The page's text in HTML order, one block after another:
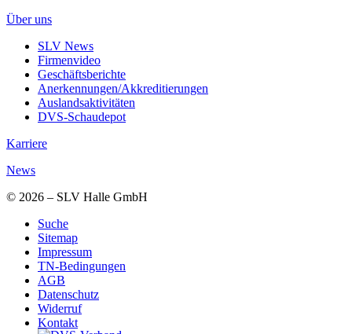
Über uns
SLV News
Firmenvideo
Geschäftsberichte
Anerkennungen/Akkreditierungen
Auslandsaktivitäten
DVS-Schaudepot
Karriere
News
© 2026 – SLV Halle GmbH
Suche
Sitemap
Impressum
TN-Bedingungen
AGB
Datenschutz
Widerruf
Kontakt